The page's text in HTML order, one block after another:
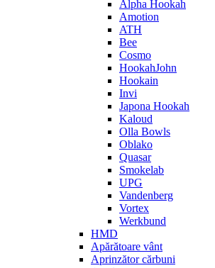
Alpha Hookah
Amotion
ATH
Bee
Cosmo
HookahJohn
Hookain
Invi
Japona Hookah
Kaloud
Olla Bowls
Oblako
Quasar
Smokelab
UPG
Vandenberg
Vortex
Werkbund
HMD
Apărătoare vânt
Aprinzător cărbuni